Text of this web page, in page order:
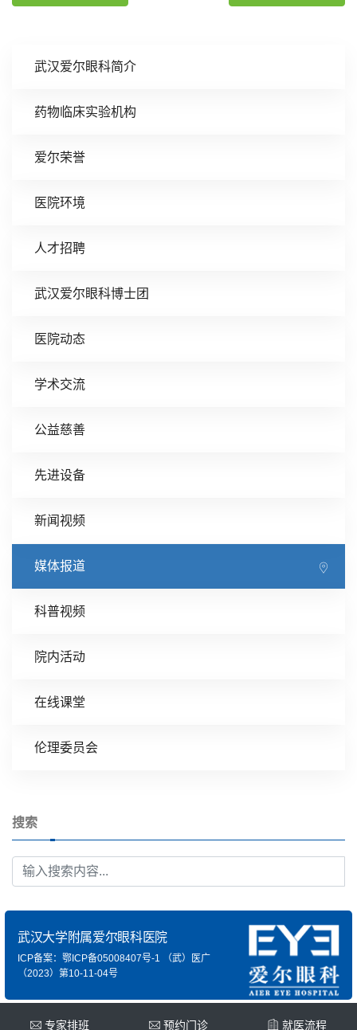
武汉爱尔眼科简介
药物临床实验机构
爱尔荣誉
医院环境
人才招聘
武汉爱尔眼科博士团
医院动态
学术交流
公益慈善
先进设备
新闻视频
媒体报道
科普视频
院内活动
在线课堂
伦理委员会
搜索
武汉大学附属爱尔眼科医院
ICP备案：鄂ICP备05008407号-1 （武）医广
（2023）第10-11-04号
专家排班 预约门诊 就医流程